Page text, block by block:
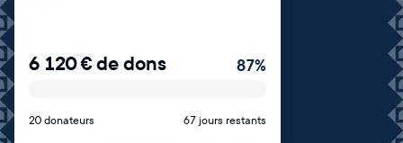
6 120€de dons 87%
20 donateurs 67 jours restants